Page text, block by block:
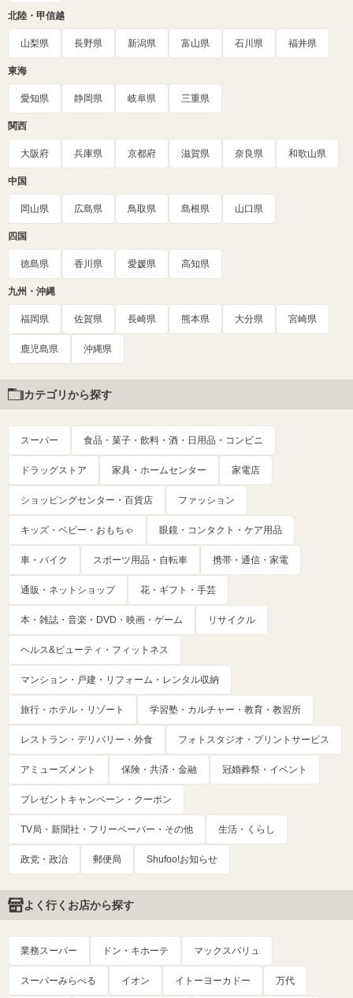
北陸・甲信越
山梨県 長野県 新潟県 富山県 石川県 福井県
東海
愛知県 静岡県 岐阜県 三重県
関西
大阪府 兵庫県 京都府 滋賀県 奈良県 和歌山県
中国
岡山県 広島県 鳥取県 島根県 山口県
四国
徳島県 香川県 愛媛県 高知県
九州・沖縄
福岡県 佐賀県 長崎県 熊本県 大分県 宮崎県
鹿児島県 沖縄県
カテゴリから探す
スーパー 食品・菓子・飲料・酒・日用品・コンビニ
ドラッグストア 家具・ホームセンター 家電店
ショッピングセンター・百貨店 ファッション
キッズ・ベビー・おもちゃ 眼鏡・コンタクト・ケア用品
車・バイク スポーツ用品・自転車 携帯・通信・家電
通販・ネットショップ 花・ギフト・手芸
本・雑誌・音楽・DVD・映画・ゲーム リサイクル
ヘルス&ビューティ・フィットネス
マンション・戸建・リフォーム・レンタル収納
旅行・ホテル・リゾート 学習塾・カルチャー・教育・教習所
レストラン・デリバリー・外食 フォトスタジオ・プリントサービス
アミューズメント 保険・共済・金融 冠婚葬祭・イベント
プレゼントキャンペーン・クーポン
TV局・新聞社・フリーペーパー・その他 生活・くらし
政党・政治 郵便局 Shufoo!お知らせ
よく行くお店から探す
業務スーパー ドン・キホーテ マックスバリュ
スーパーみらべる イオン イトーヨーカドー 万代